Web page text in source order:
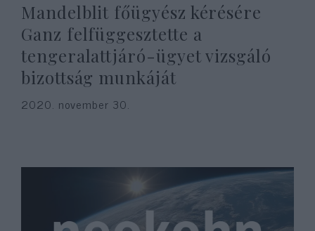
Mandelblit főügyész kérésére
Ganz felfüggesztette a
tengeralattjáró-ügyet vizsgáló
bizottság munkáját
2020. november 30.